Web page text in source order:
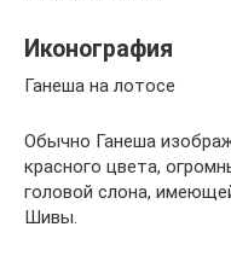
Иконография
Ганеша на лотосе
Обычно Ганеша
красного цвета,
головой слона,
Шивы.